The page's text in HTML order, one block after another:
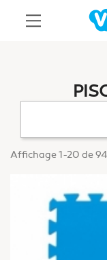
Affichage 1-20 de